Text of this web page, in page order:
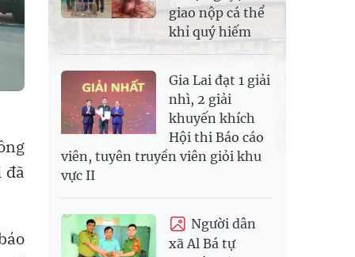
đã
giao nộp cá thể
khỉ quý hiếm
Gia Lai đạt 1 giải
nhì, 2 giải
khuyến khích
Hội thi Báo cáo
viên, tuyên truyền viên giỏi khu
vực II
Người dân
xã Al Bá tự